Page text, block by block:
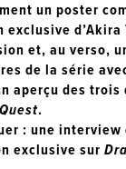
un poster
d’Akira
et, au verso,
de la série
aperçu des trois
.
: une interview
exclusive sur